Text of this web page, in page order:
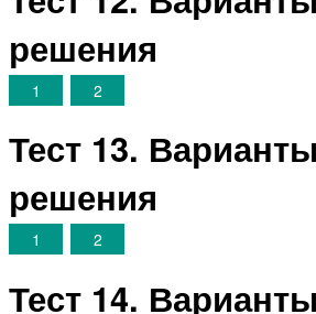
решения
1 2
Тест 13.
решения
1 2
Тест 14.